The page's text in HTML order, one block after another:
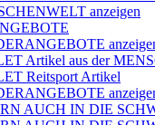
anzeigen
Artikel aus der
Reitsport Artikel
AUCH IN DIE